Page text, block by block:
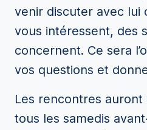
venir discuter avec lui
vous intéressent, des
concernent. Ce sera
vos questions et
Les rencontres auront
tous les samedis